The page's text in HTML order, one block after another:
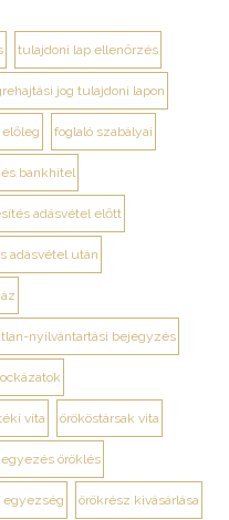
tulajdoni lap ellenőrzés
jog tulajdoni lapon
előleg foglaló szabályai
bankhitel
adásvétel előtt
adásvétel után
nyilvántartási bejegyzés
vita örököstársak vita
öröklés
egyezség örökrész kivásárlása